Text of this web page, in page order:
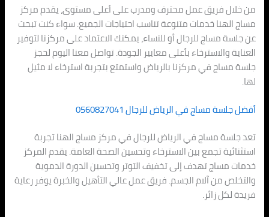
من خلال فريق عمل محترف ومدرب على أعلى مستوى، يقدم مركز
مساج الهنا خدمات متنوعة تناسب احتياجات الجميع. سواء كنت تبحث
عن جلسة مساج للرجال أو للنساء، يمكنك الاعتماد على مركزنا لتوفير
العناية والاسترخاء بأعلى معايير الجودة. تواصل معنا اليوم لحجز
جلسة مساج في مركزنا بالرياض واستمتع بتجربة استرخاء لا مثيل
لها.
أفضل جلسة مساج في الرياض للرجال 0560827041
تعد جلسة مساج في الرياض للرجال في مركز مساج الهنا تجربة
استثنائية تجمع بين الاسترخاء وتحسين الصحة العامة. يقدم المركز
خدمات مساج تهدف إلى تخفيف التوتر وتحسين الدورة الدموية
والتخلص من آلام الجسم. فريق عمل عالي التأهيل والخبرة يوفر رعاية
فريدة لكل زائر.